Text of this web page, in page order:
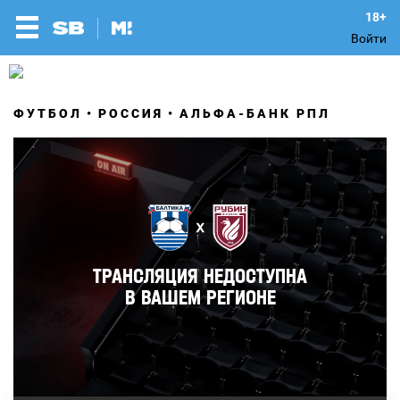
Войти
ФУТБОЛ РОССИЯ АЛЬФА-БАНК РПЛ